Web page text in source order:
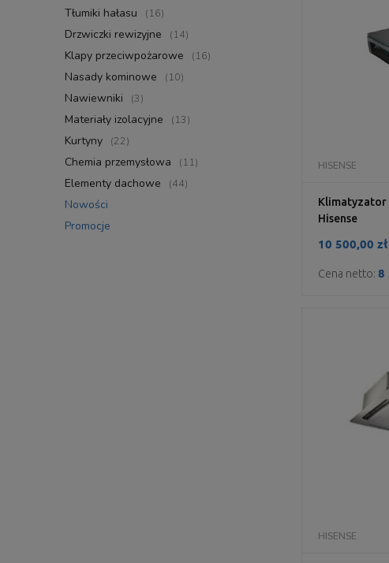
Tłumiki hałasu (16)
Drzwiczki rewizyjne (14)
Klapy przeciwpożarowe (16)
Nasady kominowe (10)
Nawiewniki (3)
Materiały izolacyjne (13)
Kurtyny (22)
Chemia przemysłowa (11)
Elementy dachowe (44)
Nowości
Promocje
Klimatyzator
Hisense
HISENSE
10 500,00 zł
Cena netto: 8
HISENSE